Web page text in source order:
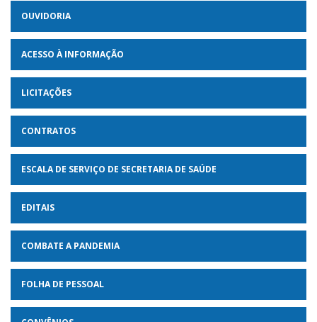
OUVIDORIA
ACESSO À INFORMAÇÃO
LICITAÇÕES
CONTRATOS
ESCALA DE SERVIÇO DE SECRETARIA DE SAÚDE
EDITAIS
COMBATE A PANDEMIA
FOLHA DE PESSOAL